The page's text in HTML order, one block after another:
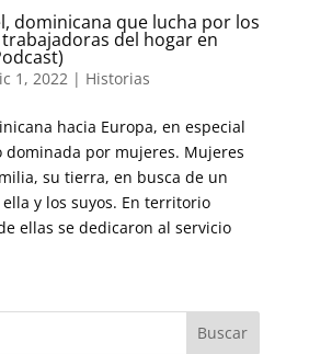
dominicana que lucha por los
del hogar en
1, 2022 | Historias
hacia Europa, en especial
dominada por mujeres. Mujeres
su tierra, en busca de un
y los suyos. En territorio
ellas se dedicaron al servicio